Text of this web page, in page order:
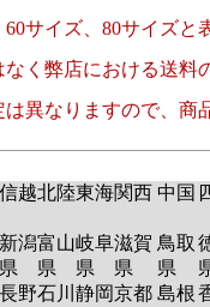
60サイズ、80サイズと
く弊店における送料
異なりますので、商
信越北陸東海関西 中国
新潟
県
長野
富山
県
石川
岐阜
県
静岡
滋賀
県
京都
鳥取
県
島根